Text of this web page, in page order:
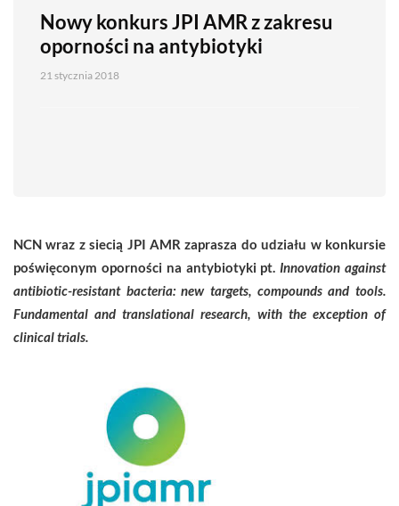
Nowy konkurs JPI AMR z zakresu
oporności na antybiotyki
21 stycznia 2018
NCN wraz z siecią JPI AMR zaprasza do udziału w konkursie
poświęconym oporności na antybiotyki pt. Innovation against
antibiotic-resistant bacteria: new targets, compounds and tools.
Fundamental and translational research, with the exception of
clinical trials.